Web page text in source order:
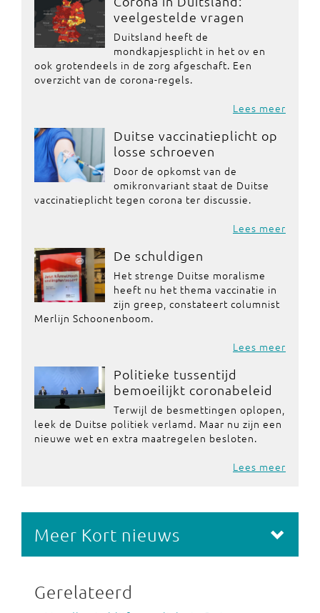
veelgestelde vragen
Duitsland heeft de
mondkapjesplicht in het ov en
ook grotendeels in de zorg afgeschaft. Een
overzicht van de corona-regels.
Lees meer
Duitse vaccinatieplicht op
losse schroeven
Door de opkomst van de
omikronvariant staat de Duitse
vaccinatieplicht tegen corona ter discussie.
Lees meer
De schuldigen
Het strenge Duitse moralisme
heeft nu het thema vaccinatie in
zijn greep, constateert columnist
Merlijn Schoonenboom.
Lees meer
Politieke tussentijd
bemoeilijkt coronabeleid
Terwijl de besmettingen oplopen,
leek de Duitse politiek verlamd. Maar nu zijn een
nieuwe wet en extra maatregelen besloten.
Lees meer
Meer Kort nieuws
Gerelateerd